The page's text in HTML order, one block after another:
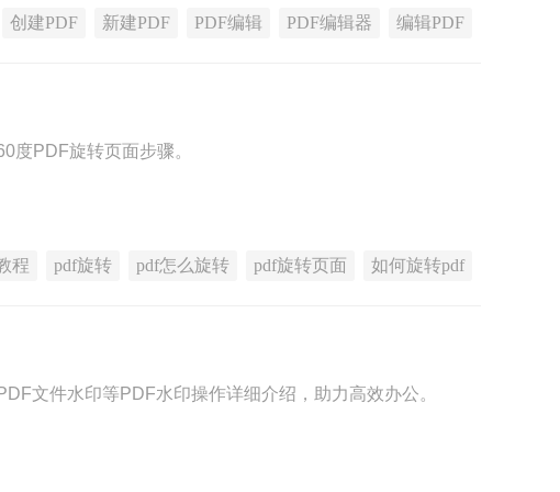
创建PDF 新建PDF PDF编辑 PDF编辑器 编辑PDF
度PDF旋转页面步骤。
程 pdf旋转 pdf怎么旋转 pdf旋转页面 如何旋转pdf
文件水印等PDF水印操作详细介绍，助力高效办公。